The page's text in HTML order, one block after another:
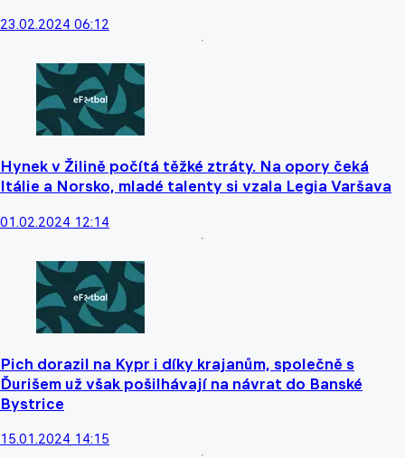
23.02.2024 06:12
Hynek v Žilině počítá těžké ztráty. Na opory čeká
Itálie a Norsko, mladé talenty si vzala Legia Varšava
01.02.2024 12:14
Pich dorazil na Kypr i díky krajanům, společně s
Ďurišem už však pošilhávají na návrat do Banské
Bystrice
15.01.2024 14:15